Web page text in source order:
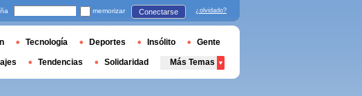
memorizar Conectarse ¿olvidado?
Tecnología Deportes Insólito Gente
Tendencias Solidaridad Más Temas